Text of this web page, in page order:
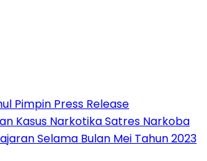
Pimpin Press Release
Kasus Narkotika Satres Narkoba
Selama Bulan Mei Tahun 2023